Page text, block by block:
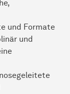
und Formate
und